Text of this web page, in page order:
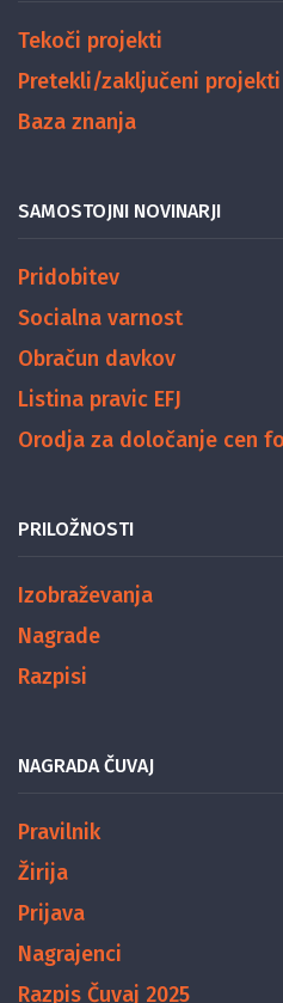
Tekoči projekti
Pretekli/zaključeni projekti
Baza znanja
SAMOSTOJNI NOVINARJI
Pridobitev
Socialna varnost
Obračun davkov
Listina pravic EFJ
Orodja za določanje cen
PRILOŽNOSTI
Izobraževanja
Nagrade
Razpisi
NAGRADA ČUVAJ
Pravilnik
Žirija
Prijava
Nagrajenci
Razpis Čuvaj 2025